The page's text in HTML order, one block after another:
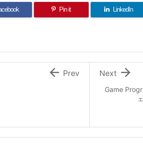
Pin it LinkedIn
Game

Next
 Prev